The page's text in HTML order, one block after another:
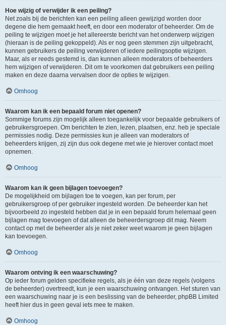
Hoe wijzig of verwijder ik een peiling?
Net zoals bij de berichten kan een peiling alleen gewijzigd worden door
degene die hem gemaakt heeft, en door een moderator of beheerder. Om de
peiling te wijzigen moet je het allereerste bericht van het onderwerp wijzigen
(hieraan is de peiling gekoppeld). Als er nog geen stemmen zijn uitgebracht,
kunnen gebruikers de peiling verwijderen of iedere peilingsoptie wijzigen.
Maar, als er reeds gestemd is, dan kunnen alleen moderators of beheerders
hem wijzigen of verwijderen. Dit om te voorkomen dat gebruikers een peiling
maken en deze daarna vervalsen door de opties te wijzigen.
Omhoog
Waarom kan ik een bepaald forum niet openen?
Sommige forums zijn mogelijk alleen toegankelijk voor bepaalde gebruikers of
gebruikersgroepen. Om berichten te zien, lezen, plaatsen, enz. heb je speciale
permissies nodig. Deze permissies kun je alleen van moderators of
beheerders krijgen, zij zijn dus ook degene met wie je hierover contact moet
opnemen.
Omhoog
Waarom kan ik geen bijlagen toevoegen?
De mogelijkheid om bijlagen toe te voegen, kan per forum, per
gebruikersgroep of per gebruiker ingesteld worden. De beheerder kan het
bijvoorbeeld zo ingesteld hebben dat je in een bepaald forum helemaal geen
bijlagen mag toevoegen of dat alleen de beheerdersgroep dit mag. Neem
contact op met de beheerder als je niet zeker weet waarom je geen bijlagen
kan toevoegen.
Omhoog
Waarom ontving ik een waarschuwing?
Op ieder forum gelden specifieke regels, als je één van deze regels (volgens
de beheerder) overtreedt, kun je een waarschuwing ontvangen. Het sturen van
een waarschuwing naar je is een beslissing van de beheerder, phpBB Limited
heeft hier dus in geen geval iets mee te maken.
Omhoog